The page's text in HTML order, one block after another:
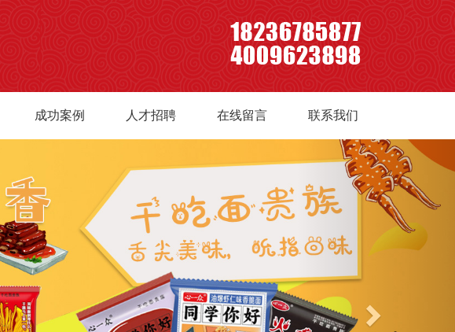
成功案例 人才招聘 在线留言 联系我们